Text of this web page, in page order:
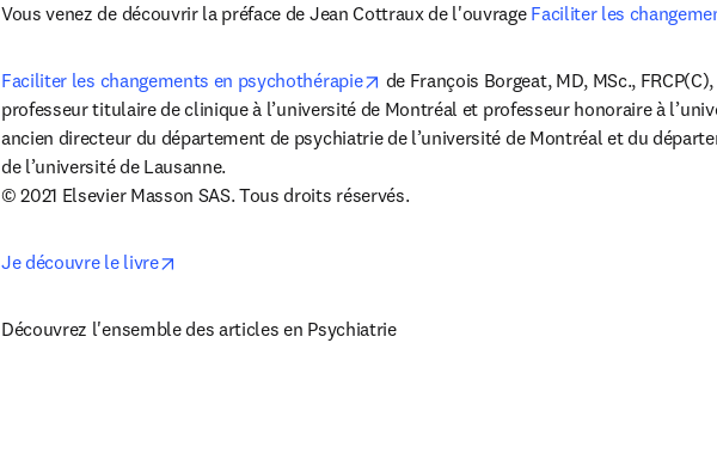
Vous venez de découvrir la préface de Jean Cottraux de l'ouvrage Faciliter les
Faciliter les changements en psychothérapie opens in new tab/window
de François Borgeat, MD, MSc.,
professeur titulaire de clinique à l’université de Montréal et professeur honoraire à
ancien directeur du département de psychiatrie de l’université de Montréal et du
de l’université de Lausanne.
© 2021 Elsevier Masson SAS. Tous droits réservés.
Je découvre le livre
Découvrez l'ensemble des articles en Psychiatrie